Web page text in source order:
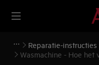
Reparatie-
Wasmachine - Hoe het